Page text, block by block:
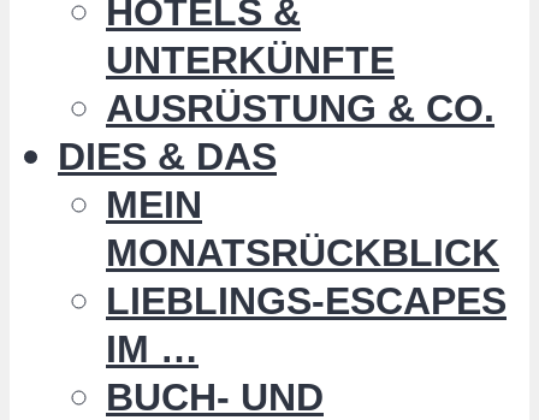
HOTELS &
UNTERKÜNFTE
AUSRÜSTUNG & CO.
DIES & DAS
MEIN
MONATSRÜCKBLICK
LIEBLINGS-ESCAPES
IM …
BUCH- UND